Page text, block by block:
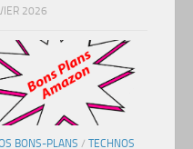
2026
BONS-PLANS / TECHNOS